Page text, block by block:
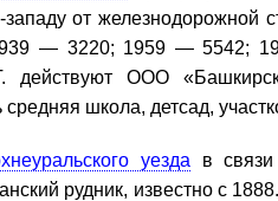
от
— 3220; 1959 — 5542;
ООО
средняя школа, детсад,
уезда в связи
рудник, известно с